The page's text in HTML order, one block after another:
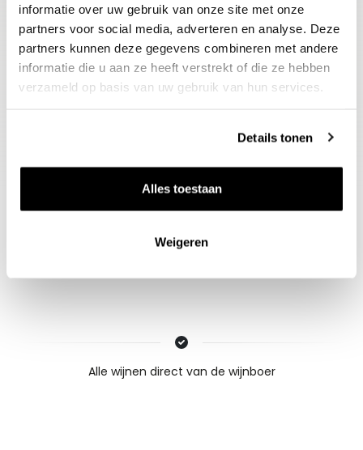
informatie over uw gebruik van onze site met onze
partners voor social media, adverteren en analyse. Deze
partners kunnen deze gegevens combineren met andere
informatie die u aan ze heeft verstrekt of die ze hebben
verzameld op basis van uw gebruik van hun services.
Details tonen
Alles toestaan
Weigeren
La Revue du Vin de France : 93
Perswijn : 16,5
Jamessuckling.com : 92
Gault & Millau : 90
Nieuws & inspiratie in Vineé Vineuse
Alle wijnen direct van de wijnboer